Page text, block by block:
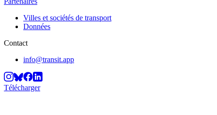
Villes et sociétés de transport
Données
Contact
info@transit.app
Télécharger